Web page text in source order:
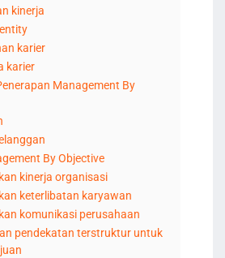
kinerja
karier
karier
Management By
By Objective
kinerja organisasi
keterlibatan karyawan
komunikasi perusahaan
pendekatan terstruktur untuk